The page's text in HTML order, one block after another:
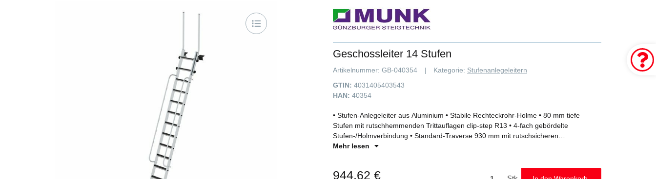
Geschossleiter 14 Stufen
Artikelnummer: GB-040354 Kategorie: Stufenanlegeleitern
GTIN: 4031405403543
HAN: 40354
• Stufen-Anlegeleiter aus Aluminium • Stabile Rechteckrohr-Holme • 80 mm tiefe
Stufen mit rutschhemmenden Trittauflagen clip-step R13 • 4-fach gebördelte
Stufen-/Holmverbindung • Standard-Traverse 930 mm mit rutschsicheren
Leiterschuhen • Zwei Ausstiegsholme starr zum werkzeuglosen Einschrauben (liegen
vormontierte Leiterkopfsicherungen Balken • Stufenabstand: 235 mm • Leiterneigung:
70° • Maximale Belastung: 150 kg
Mehr lesen
944,62 €